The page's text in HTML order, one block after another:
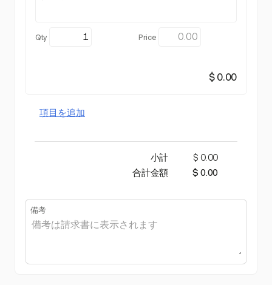
$ 0.00
項目を追加
小計
$ 0.00
合計金額
$ 0.00
備考